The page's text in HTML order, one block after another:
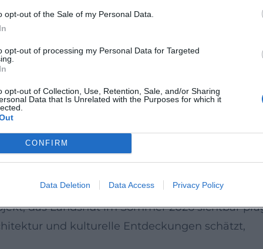
opt-out of the Sale of my Personal Data.
opt-out of processing my Personal Data for Targeted
opt-out of Collection, Use, Retention, Sale, and/or Sharing
Data that Is Unrelated with the Purposes for which it
CONFIRM
Data Deletion Data Access Privacy Policy
in aktuelle Formen der Bildenden Kunst, in
Ortsspezifik.
ebenso wie an Neugierige, die
erleben möchten. Der freie Eintritt
lädt dazu ein, spontan vorbeizuschauen. Wer
erhält hier eine ideale Gelegenheit für eine
die Isar und die Geschichte der Stadt.
als ein Zusatzformat: Sie ist ein konzentrierter
das Landshut im Sommer 2026 sichtbar
und kulturelle Entdeckungen schätzt,